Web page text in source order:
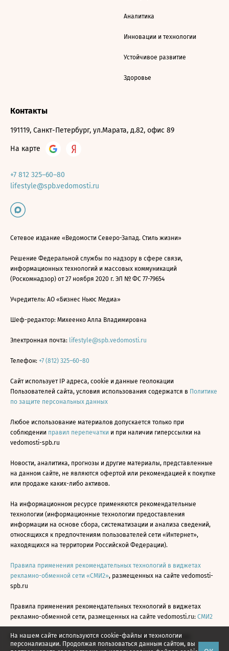
На нашем сайте используются cookie-файлы и технологии
персонализации. Продолжая пользоваться данным сайтом, вы
Аналитика
Инновации и технологии
Устойчивое развитие
Здоровье
Контакты
191119, Санкт-Петербург, ул.Марата, д.82, офис 89
На карте
+7 812 325–60–80
lifestyle@spb.vedomosti.ru
Сетевое издание «Ведомости Северо-Запад. Стиль жизни»
Решение Федеральной службы по надзору в сфере связи,
информационных технологий и массовых коммуникаций
(Роскомнадзор) от 27 ноября 2020 г. ЭЛ № ФС 77-79654
Учредитель: АО «Бизнес Ньюс Медиа»
Шеф-редактор: Михеенко Алла Владимировна
Электронная почта: lifestyle@spb.vedomosti.ru
Телефон: +7 (812) 325–60–80
Сайт использует IP адреса, cookie и данные геолокации
Пользователей сайта, условия использования содержатся в Политике
по защите персональных данных
Любое использование материалов допускается только при
соблюдении правил перепечатки и при наличии гиперссылки на
vedomosti-spb.ru
Новости, аналитика, прогнозы и другие материалы, представленные
на данном сайте, не являются офертой или рекомендацией к покупке
или продаже каких-либо активов.
На информационном ресурсе применяются рекомендательные
технологии (информационные технологии предоставления
информации на основе сбора, систематизации и анализа сведений,
относящихся к предпочтениям пользователей сети «Интернет»,
находящихся на территории Российской Федерации).
Правила применения рекомендательных технологий в виджетах
рекламно-обменной сети «СМИ2», размещенных на сайте vedomosti-
spb.ru
Правила применения рекомендательных технологий в виджетах
рекламно-обменной сети, размещенных на сайте vedomosti.ru: СМИ2
Все права защищены © АО «Бизнес Ньюс Медиа», 2024 - 2026